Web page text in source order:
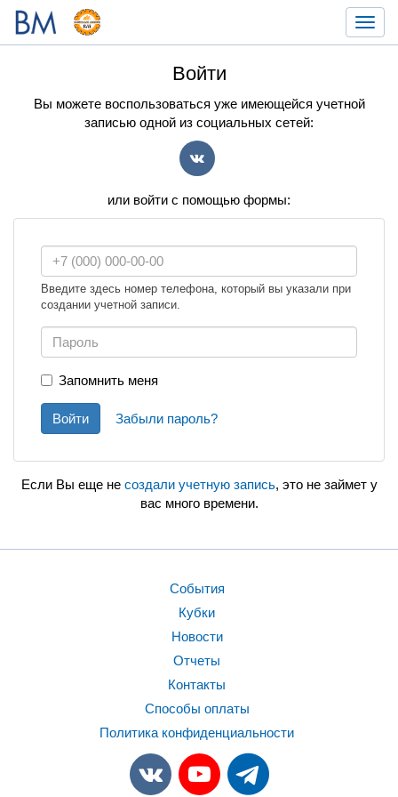
Войти
Вы можете воспользоваться уже имеющейся учетной
записью одной из социальных сетей:
или войти с помощью формы:
Введите здесь номер телефона, который вы указали при
создании учетной записи.
Запомнить меня
Войти Забыли пароль?
Если Вы еще не создали учетную запись, это не займет у
вас много времени.
События
Кубки
Новости
Отчеты
Контакты
Способы оплаты
Политика конфиденциальности